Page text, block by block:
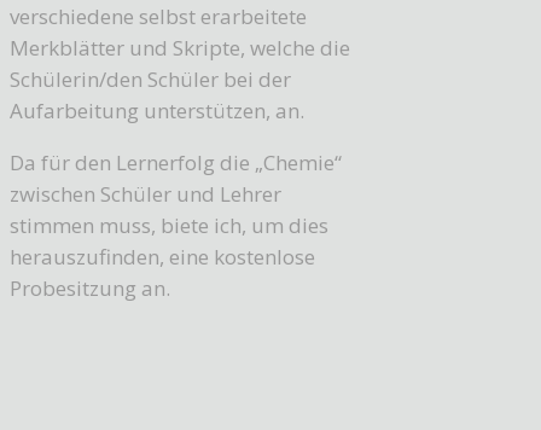
verschiedene selbst erarbeitete
Merkblätter und Skripte, welche die
Schülerin/den Schüler bei der
Aufarbeitung unterstützen, an.
Da für den Lernerfolg die „Chemie“
zwischen Schüler und Lehrer
stimmen muss, biete ich, um dies
herauszufinden, eine kostenlose
Probesitzung an.